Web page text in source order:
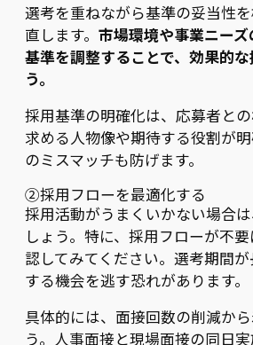
選考を重ねながら基準の妥当性
直します。 市場環境や事業ニー
基準を調整することで、効果的
う。
採用基準の明確化は、応募者と
求める人物像や期待する役割が
のミスマッチも防げます。
②採用フローを最適化する
採用活動がうまくいかない場合
しょう。特に、採用フローが不
認してみてください。選考期間
する機会を逃す恐れがあります。
具体的には、面接回数の削減か
う。人事面接と現場面接の同日